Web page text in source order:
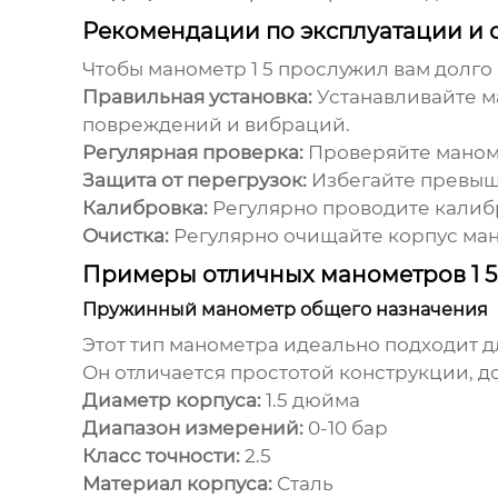
Рекомендации по эксплуатации и
Чтобы манометр 1 5 прослужил вам
Правильная установка:Устанавливайте
повреждений и вибраций.
Регулярная проверка:Проверяйте
Защита от перегрузок:Избегайте
Калибровка:Регулярно проводите
Очистка:Регулярно очищайте корпус
Примеры отличных манометров 1 5
Пружинный манометр общего назначения
Этот тип манометра идеально подходит
Он отличается простотой конструкции,
Диаметр корпуса:1.5 дюйма
Диапазон измерений:0-10 бар
Класс точности:2.5
Материал корпуса:Сталь